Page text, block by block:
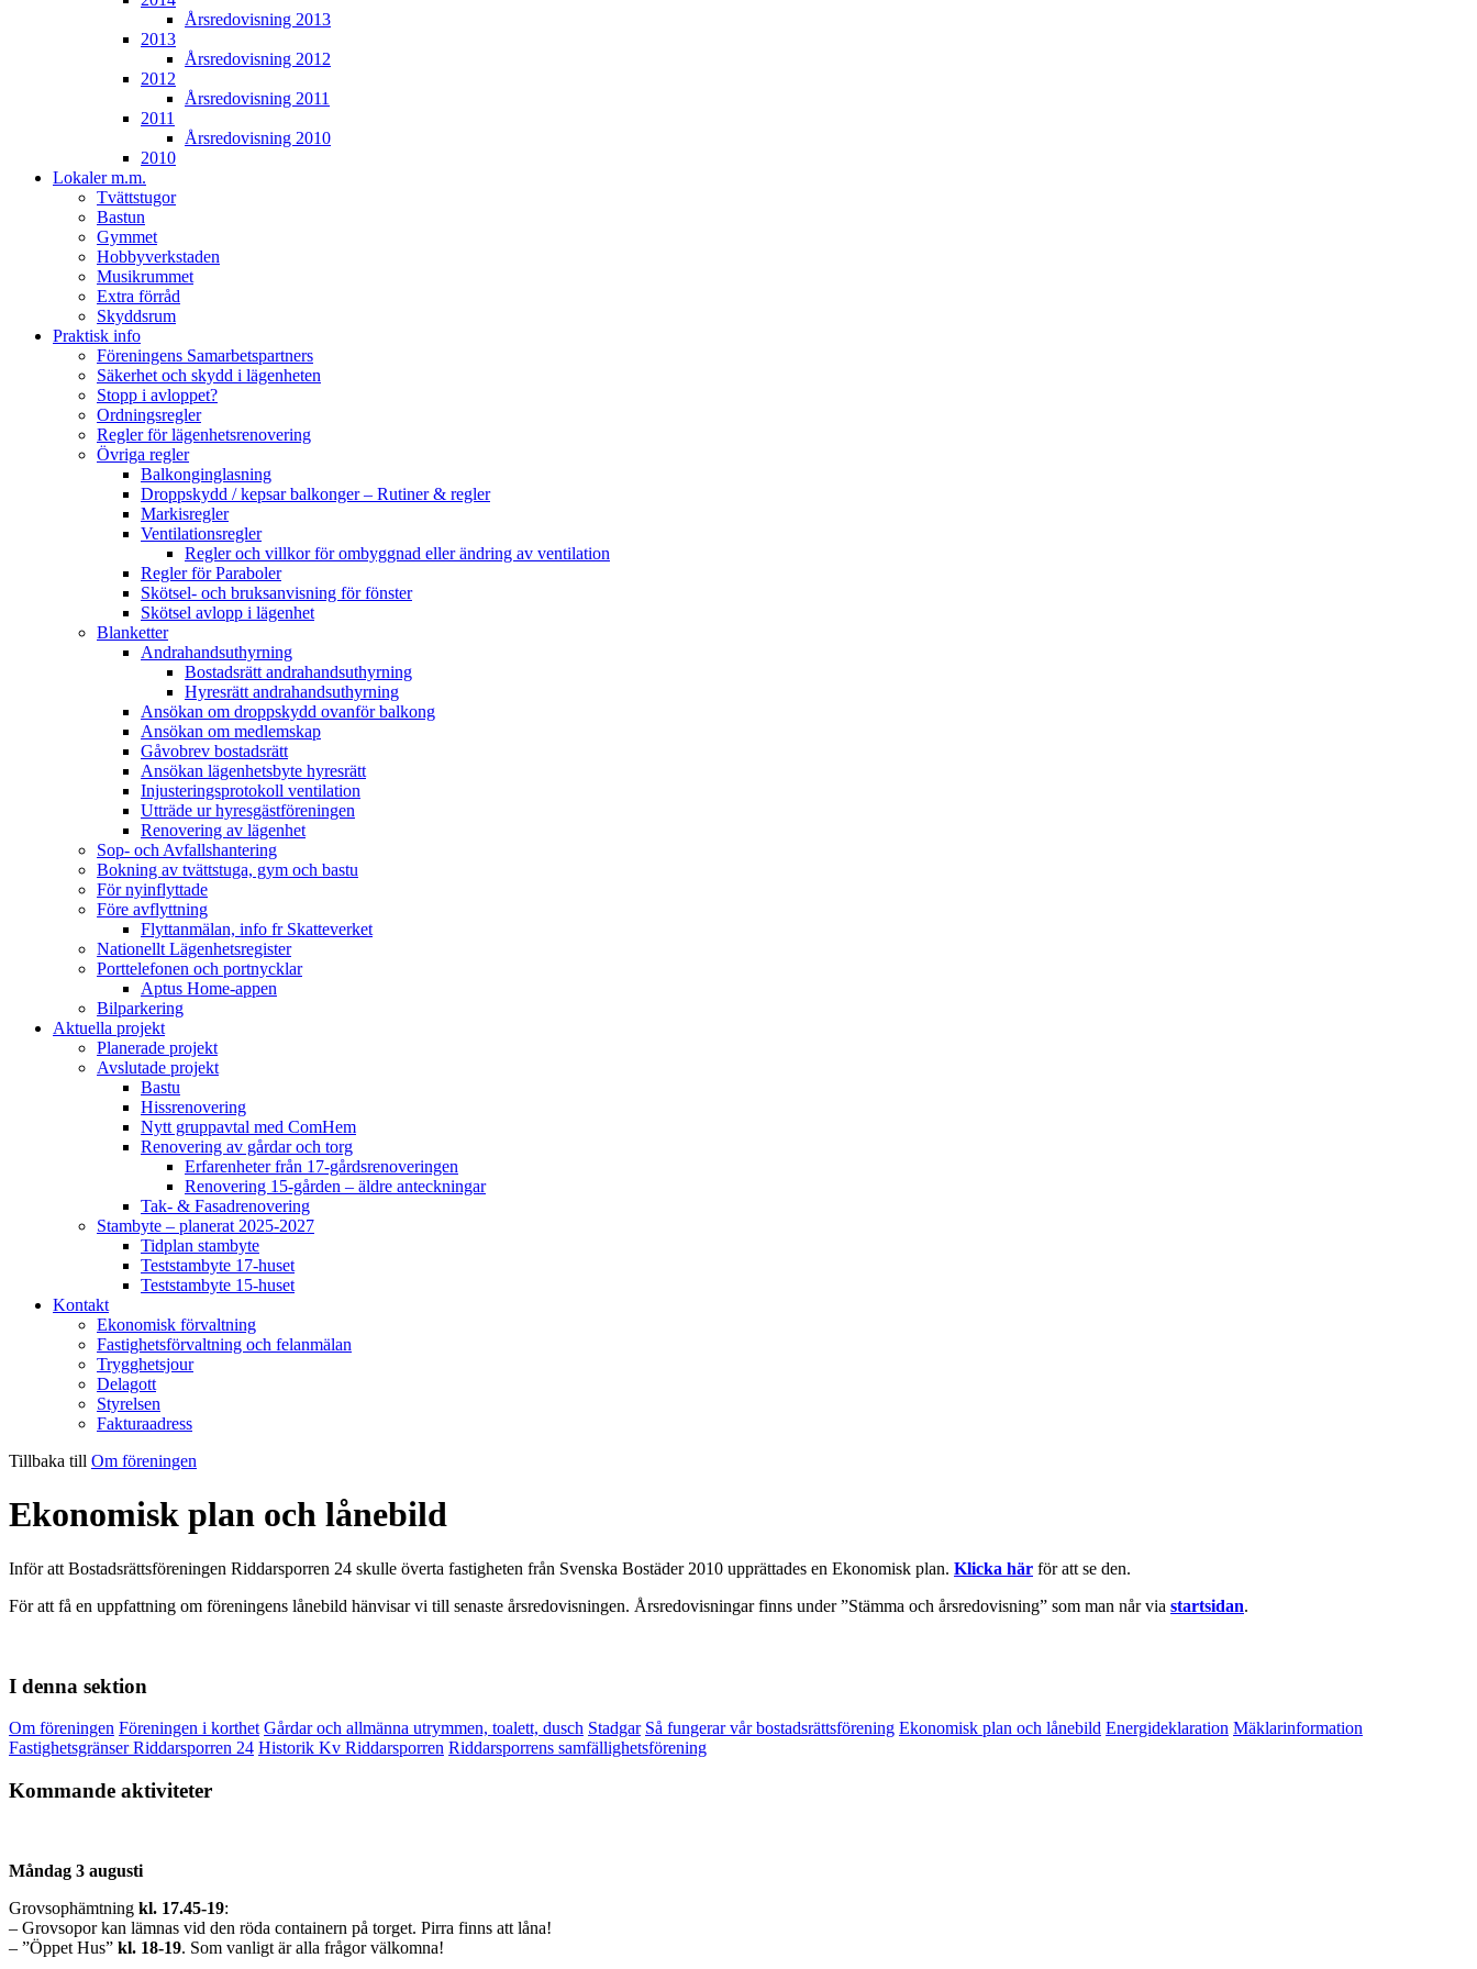
Årsredovisning 2013
2013
Årsredovisning 2012
2012
Årsredovisning 2011
2011
Årsredovisning 2010
2010
Lokaler m.m.
Tvättstugor
Bastun
Gymmet
Hobbyverkstaden
Musikrummet
Extra förråd
Skyddsrum
Praktisk info
Föreningens Samarbetspartners
Säkerhet och skydd i lägenheten
Stopp i avloppet?
Ordningsregler
Regler för lägenhetsrenovering
Övriga regler
Balkonginglasning
Droppskydd / kepsar balkonger – Rutiner & regler
Markisregler
Ventilationsregler
Regler och villkor för ombyggnad eller ändring av ventilation
Regler för Paraboler
Skötsel- och bruksanvisning för fönster
Skötsel avlopp i lägenhet
Blanketter
Andrahandsuthyrning
Bostadsrätt andrahandsuthyrning
Hyresrätt andrahandsuthyrning
Ansökan om droppskydd ovanför balkong
Ansökan om medlemskap
Gåvobrev bostadsrätt
Ansökan lägenhetsbyte hyresrätt
Injusteringsprotokoll ventilation
Utträde ur hyresgästföreningen
Renovering av lägenhet
Sop- och Avfallshantering
Bokning av tvättstuga, gym och bastu
För nyinflyttade
Före avflyttning
Flyttanmälan, info fr Skatteverket
Nationellt Lägenhetsregister
Porttelefonen och portnycklar
Aptus Home-appen
Bilparkering
Aktuella projekt
Planerade projekt
Avslutade projekt
Bastu
Hissrenovering
Nytt gruppavtal med ComHem
Renovering av gårdar och torg
Erfarenheter från 17-gårdsrenoveringen
Renovering 15-gården – äldre anteckningar
Tak- & Fasadrenovering
Stambyte – planerat 2025-2027
Tidplan stambyte
Teststambyte 17-huset
Teststambyte 15-huset
Kontakt
Ekonomisk förvaltning
Fastighetsförvaltning och felanmälan
Trygghetsjour
Delagott
Styrelsen
Fakturaadress
Tillbaka till Om föreningen
Ekonomisk plan och lånebild
Inför att Bostadsrättsföreningen Riddarsporren 24 skulle överta fastigheten från Svenska Bostäder 2010 upprättades en Ekonomisk plan. Klicka här för att se den.
För att få en uppfattning om föreningens lånebild hänvisar vi till senaste årsredovisningen. Årsredovisningar finns under ”Stämma och årsredovisning” som man når via startsidan.
I denna sektion
Om föreningen Föreningen i korthet Gårdar och allmänna utrymmen, toalett, dusch Stadgar Så fungerar vår bostadsrättsförening Ekonomisk plan och lånebild Energideklaration Mäklarinformation
Fastighetsgränser Riddarsporren 24 Historik Kv Riddarsporren Riddarsporrens samfällighetsförening
Kommande aktiviteter
Måndag 3 augusti
Grovsophämtning kl. 17.45-19:
– Grovsopor kan lämnas vid den röda containern på torget. Pirra finns att låna!
– ”Öppet Hus” kl. 18-19. Som vanligt är alla frågor välkomna!